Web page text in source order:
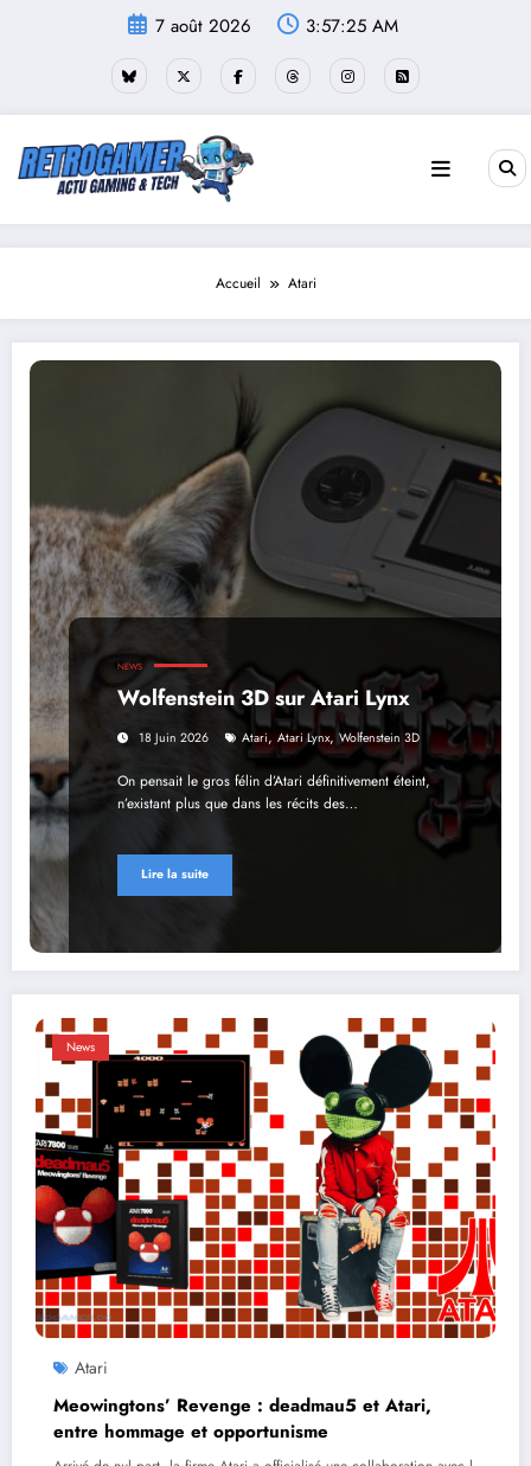
7 août 2026 3:57:25 AM
Accueil Atari
NEWS
Wolfenstein 3D sur Atari Lynx
18 Juin 2026 Atari,Atari Lynx, Wolfenstein 3D
On pensait le gros félin d’Atari définitivement éteint,
n’existant plus que dans les récits des…
Lire la suite
News
Atari
Meowingtons’ Revenge : deadmau5 et Atari,
entre hommage et opportunisme